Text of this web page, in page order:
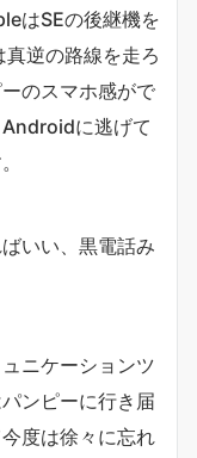
はSEの後継機を
逆の路線を走ろ
のスマホ感がで
に逃げて
いい、黒電話み
ニケーションツ
ンピーに行き届
度は徐々に忘れ